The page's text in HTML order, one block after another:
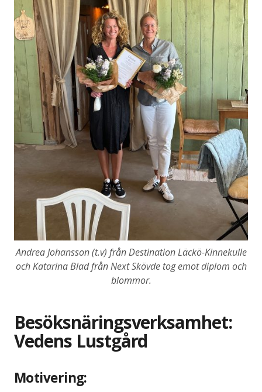
Andrea Johansson (t.v) från Destination Läckö-Kinnekulle
och Katarina Blad från Next Skövde tog emot diplom och
blommor.
Besöksnäringsverksamhet:
Vedens Lustgård
Motivering: